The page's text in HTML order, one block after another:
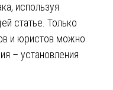
используя
статье. Только
и юристов можно
– установления